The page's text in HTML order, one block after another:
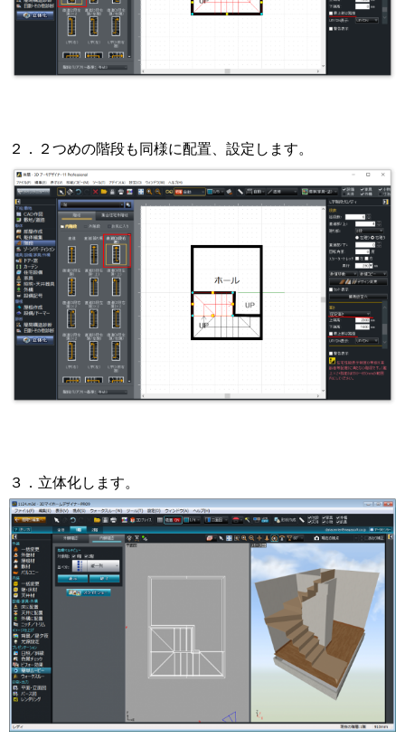
２．２つめの階段も同様に配置、設定します。
３．立体化します。